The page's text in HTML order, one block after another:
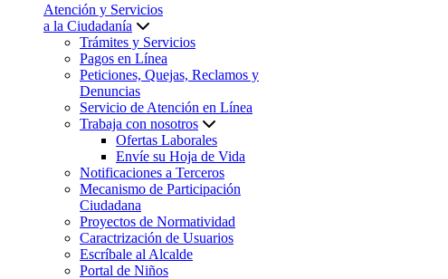
Atención y Servicios
a la Ciudadanía
Trámites y Servicios
Pagos en Línea
Peticiones, Quejas, Reclamos y
Denuncias
Servicio de Atención en Línea
Trabaja con nosotros
Ofertas Laborales
Envíe su Hoja de Vida
Notificaciones a Terceros
Mecanismo de Participación
Ciudadana
Proyectos de Normatividad
Caractrización de Usuarios
Escríbale al Alcalde
Portal de Niños